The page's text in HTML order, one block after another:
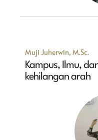
Muji Juherwin, M.Sc.
Kampus, Ilmu,
kehilangan arah